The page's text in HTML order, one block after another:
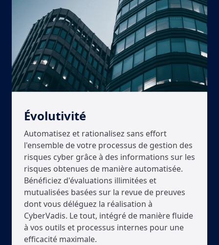
Évolutivité
Automatisez et rationalisez sans effort
l'ensemble de votre processus de gestion des
risques cyber grâce à des informations sur les
risques obtenues de manière automatisée.
Bénéficiez d'évaluations illimitées et
mutualisées basées sur la revue de preuves
dont vous déléguez la réalisation à
CyberVadis. Le tout, intégré de manière fluide
à vos outils et processus internes pour une
efficacité maximale.